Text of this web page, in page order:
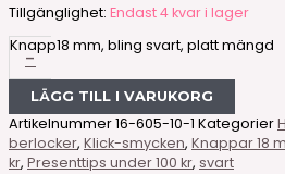
Tillgänglighet: Endast 4 kvar i lager
-
Knapp18 mm, bling svart, platt mängd
LÄGG TILL I VARUKORG
Artikelnummer16-605-10-1 Kategorier
berlocker, Klick-smycken, Knappar 18
kr, Presenttips under 100 kr, svart